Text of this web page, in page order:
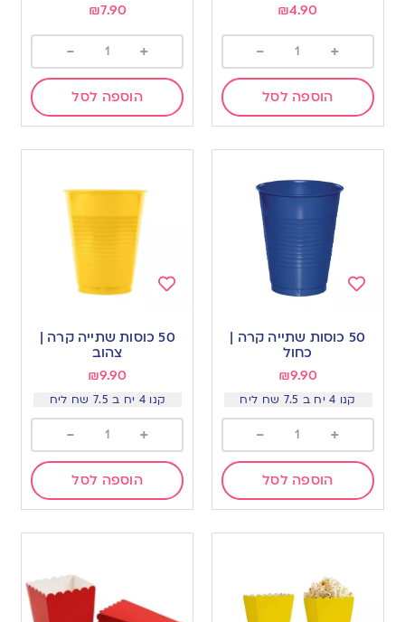
₪4.90
+
-
הוספה לסל
₪7.90
+
-
הוספה לסל
to
50 כוסות שתייה קרה |
כחול
₪9.90
קנו 4 יח ב 7.5 שח ליח
+
-
הוספה לסל
to
50 כוסות שתייה קרה |
צהוב
₪9.90
קנו 4 יח ב 7.5 שח ליח
+
-
הוספה לסל